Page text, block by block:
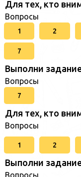
Для тех, кто
Вопросы
1 2
7
Выполни
Вопросы
7
Для тех, кто
Вопросы
1 2
Выполни
Вопросы